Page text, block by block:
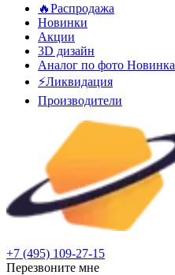
🔥Распродажа
Новинки
Акции
3D дизайн
Аналог по фото Новинка
⚡Ликвидация
Производители
+7 (495) 109-27-15
Перезвоните мне